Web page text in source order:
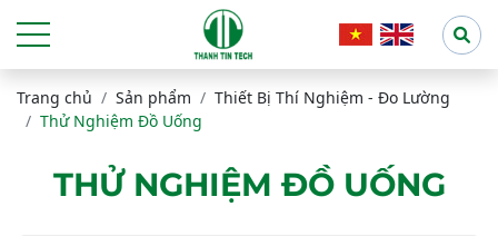
Trang chủ Sản phẩm
Thiết Bị Thí Nghiệm - Đo Lường
Thử Nghiệm Đồ Uống
THỬ NGHIỆM ĐỒ UỐNG